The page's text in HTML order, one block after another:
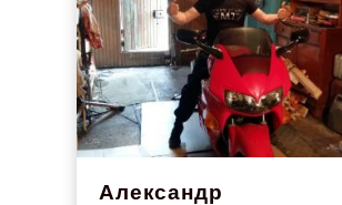
Александр